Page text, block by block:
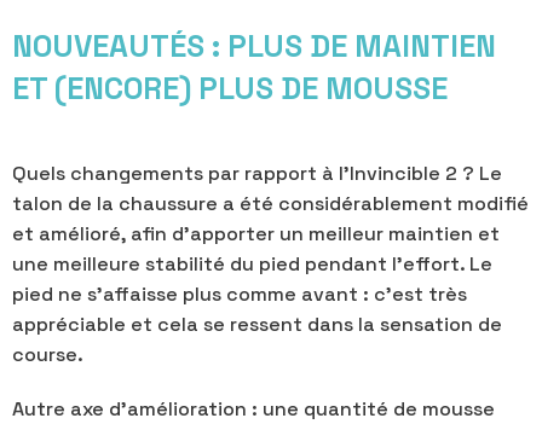
NOUVEAUTÉS : PLUS DE MAINTIEN
ET (ENCORE) PLUS DE MOUSSE
Quels changements par rapport à l’Invincible 2 ? Le
talon de la chaussure a été considérablement modifié
et amélioré, afin d’apporter un meilleur maintien et
une meilleure stabilité du pied pendant l’effort. Le
pied ne s’affaisse plus comme avant : c’est très
appréciable et cela se ressent dans la sensation de
course.
Autre axe d’amélioration : une quantité de mousse